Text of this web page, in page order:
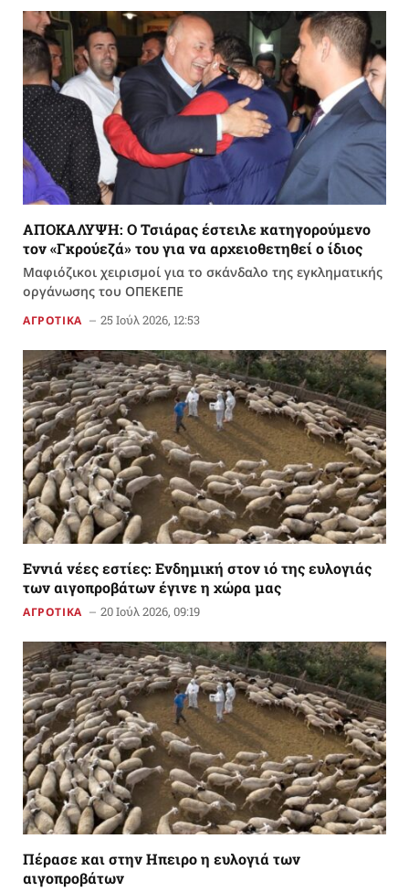
ΑΠΟΚΑΛΥΨΗ: Ο Τσιάρας έστειλε κατηγορούμενο
τον «Γκρούεζά» του για να αρχειοθετηθεί ο ίδιος
Μαφιόζικοι χειρισμοί για το σκάνδαλο της εγκληματικής
οργάνωσης του ΟΠΕΚΕΠΕ
ΑΓΡΟΤΙΚΑ 25 Ιούλ 2026, 12:53
Εννιά νέες εστίες: Ενδημική στον ιό της ευλογιάς
των αιγοπροβάτων έγινε η χώρα μας
ΑΓΡΟΤΙΚΑ 20 Ιούλ 2026, 09:19
Πέρασε και στην Ηπειρο η ευλογιά των
αιγοπροβάτων